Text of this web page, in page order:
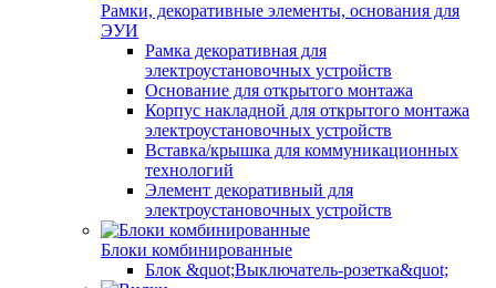
Рамки, декоративные элементы, основания для
ЭУИ
Рамка декоративная для
электроустановочных устройств
Основание для открытого монтажа
Корпус накладной для открытого монтажа
электроустановочных устройств
Вставка/крышка для коммуникационных
технологий
Элемент декоративный для
электроустановочных устройств
Блоки комбинированные
Блок &quot;Выключатель-розетка&quot;